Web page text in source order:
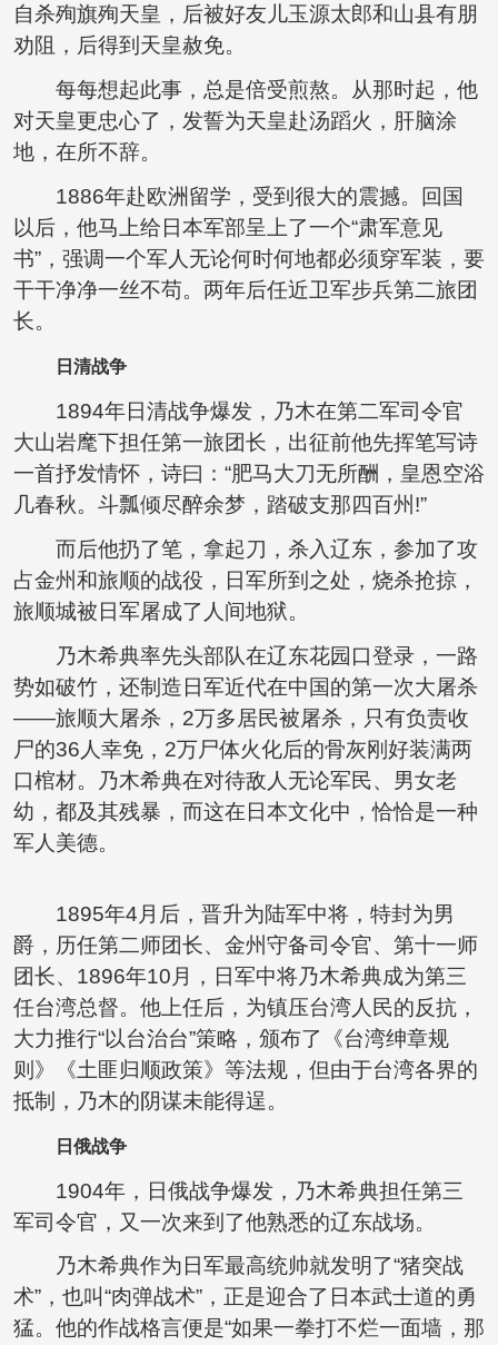
自杀殉旗殉天皇，后被好友儿玉源太郎和山县有朋
劝阻，后得到天皇赦免。
每每想起此事，总是倍受煎熬。从那时起，他
对天皇更忠心了，发誓为天皇赴汤蹈火，肝脑涂
地，在所不辞。
1886年赴欧洲留学，受到很大的震撼。回国
以后，他马上给日本军部呈上了一个“肃军意见
书”，强调一个军人无论何时何地都必须穿军装，要
干干净净一丝不苟。两年后任近卫军步兵第二旅团
长。
日清战争
1894年日清战争爆发，乃木在第二军司令官
大山岩麾下担任第一旅团长，出征前他先挥笔写诗
一首抒发情怀，诗曰：“肥马大刀无所酬，皇恩空浴
几春秋。斗瓢倾尽醉余梦，踏破支那四百州!”
而后他扔了笔，拿起刀，杀入辽东，参加了攻
占金州和旅顺的战役，日军所到之处，烧杀抢掠，
旅顺城被日军屠成了人间地狱。
乃木希典率先头部队在辽东花园口登录，一路
势如破竹，还制造日军近代在中国的第一次大屠杀
——旅顺大屠杀，2万多居民被屠杀，只有负责收
尸的36人幸免，2万尸体火化后的骨灰刚好装满两
口棺材。乃木希典在对待敌人无论军民、男女老
幼，都及其残暴，而这在日本文化中，恰恰是一种
军人美德。
1895年4月后，晋升为陆军中将，特封为男
爵，历任第二师团长、金州守备司令官、第十一师
团长、1896年10月，日军中将乃木希典成为第三
任台湾总督。他上任后，为镇压台湾人民的反抗，
大力推行“以台治台”策略，颁布了《台湾绅章规
则》《土匪归顺政策》等法规，但由于台湾各界的
抵制，乃木的阴谋未能得逞。
日俄战争
1904年，日俄战争爆发，乃木希典担任第三
军司令官，又一次来到了他熟悉的辽东战场。
乃木希典作为日军最高统帅就发明了“猪突战
术”，也叫“肉弹战术”，正是迎合了日本武士道的勇
猛。他的作战格言便是“如果一拳打不烂一面墙，那